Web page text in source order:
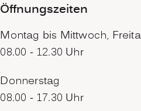
Öffnungszeiten
Montag bis Mittwoch,
08.00 - 12.30 Uhr
Donnerstag
08.00 - 17.30 Uhr